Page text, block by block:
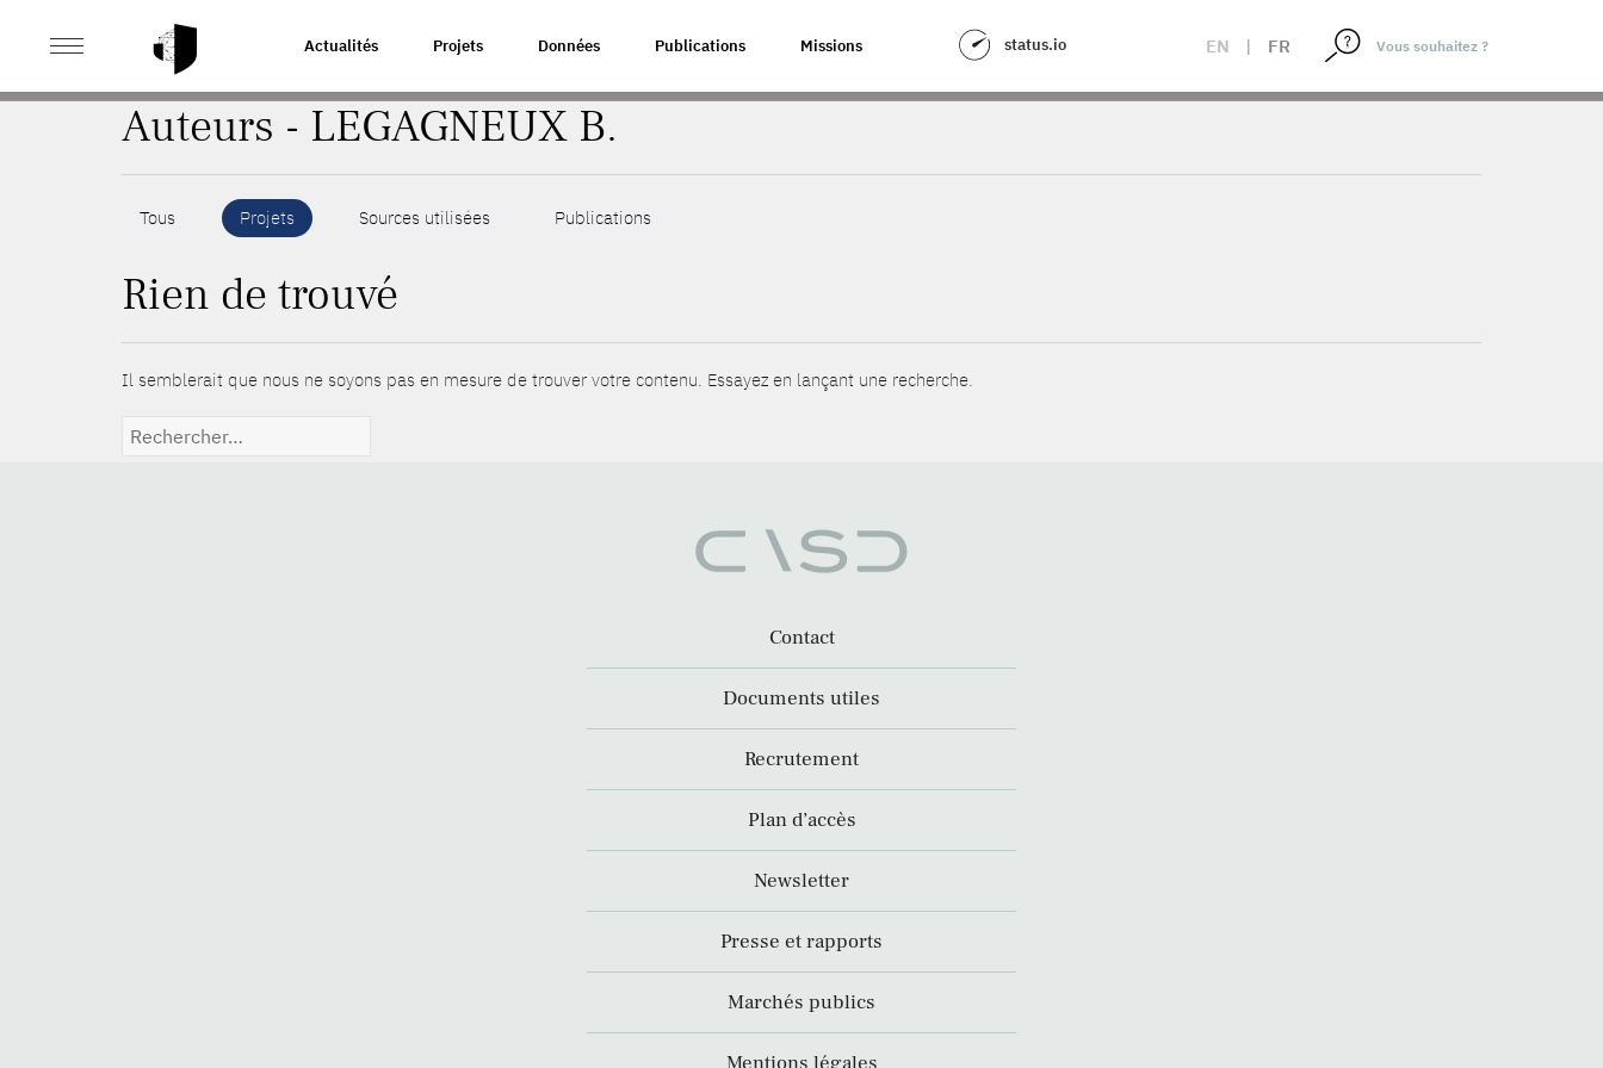
Actualités Projets Données Publications Missions status.io EN | FR
ACCUEIL
Auteurs - LEGAGNEUX B.
Tous Projets Sources utilisées Publications
Rien de trouvé
Il semblerait que nous ne soyons pas en mesure de trouver votre contenu. Essayez en lançant une recherche.
Rechercher :
Contact
Documents utiles
Recrutement
Plan d’accès
Newsletter
Presse et rapports
Marchés publics